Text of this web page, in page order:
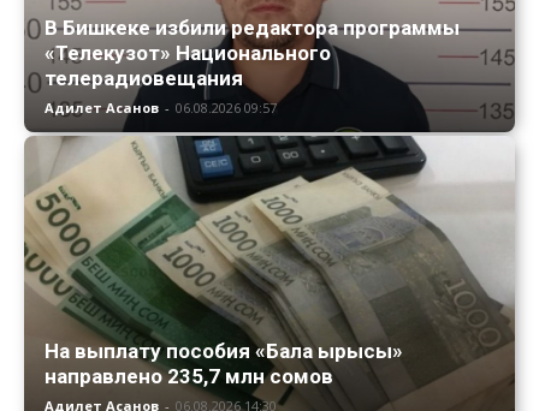
В Бишкеке избили редактора программы
«Телекузот» Национального
телерадиовещания
Адилет Асанов - 06.08.2026 09:57
На выплату пособия «Бала ырысы»
направлено 235,7 млн сомов
Адилет Асанов - 06.08.2026 14:30